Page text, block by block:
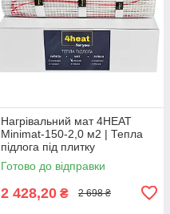
Нагрівальний мат 4HEAT
Minimat-150-2,0 м2 | Тепла
підлога під плитку
Готово до відправки
2 428,20 ₴ 2 698 ₴